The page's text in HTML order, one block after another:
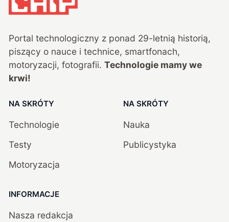
Portal technologiczny z ponad 29-letnią historią,
piszący o nauce i technice, smartfonach,
motoryzacji, fotografii. Technologie mamy we
krwi!
NA SKRÓTY
Technologie
Testy
Motoryzacja
NA SKRÓTY
Nauka
Publicystyka
INFORMACJE
Nasza redakcja